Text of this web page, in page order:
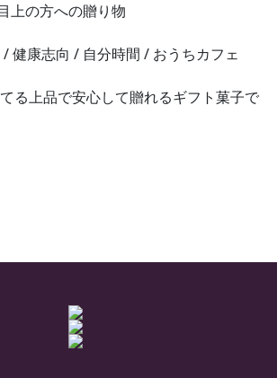
上の方への贈り物
健康志向 / 自分時間 / おうちカフェ
る上品で安心して贈れるギフト菓子で